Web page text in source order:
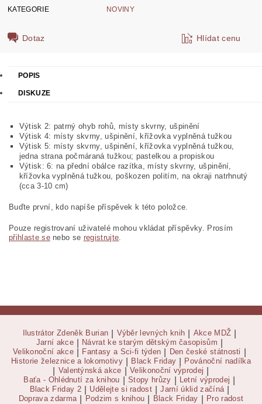
KATEGORIE
NOVINY
Dotaz Hlídat cenu
POPIS
DISKUZE
Výtisk 2: patrný ohyb rohů, místy skvrny, ušpinění
Výtisk 4: místy skvrny, ušpinění, křížovka vyplněná tužkou
Výtisk 5: místy skvrny, ušpinění, křížovka vyplněná tužkou,
jedna strana počmáraná tužkou; pastelkou a propiskou
Výtisk: 6: na přední obálce razítka, místy skvrny, ušpinění,
křížovka vyplněná tužkou, poškozen politím, na okraji natrhnutý
(cca 3-10 cm)
Buďte první, kdo napíše příspěvek k této položce.
Pouze registrovaní uživatelé mohou vkládat příspěvky. Prosím
přihlaste senebo se registrujte.
Ilustrátor Zdeněk Burian Výběr levných knih Akce MDŽ
Jarní akce Návrat ke starým dětským časopisům
Velikonoční akce Fantasy a Sci-fi týden Den české státnosti
Historie železnice a lokomotivy Black Friday Povánoční nadílka
Valentýnská akce Velikonoční výprodej
Baťa - Ohlédnutí za knihou Stopy hrůzy Letní výprodej
Black Friday 2 Udělejte si radost Jarní úklid začíná
Doprava zdarma Podzim s knihou Black Friday Pro radost